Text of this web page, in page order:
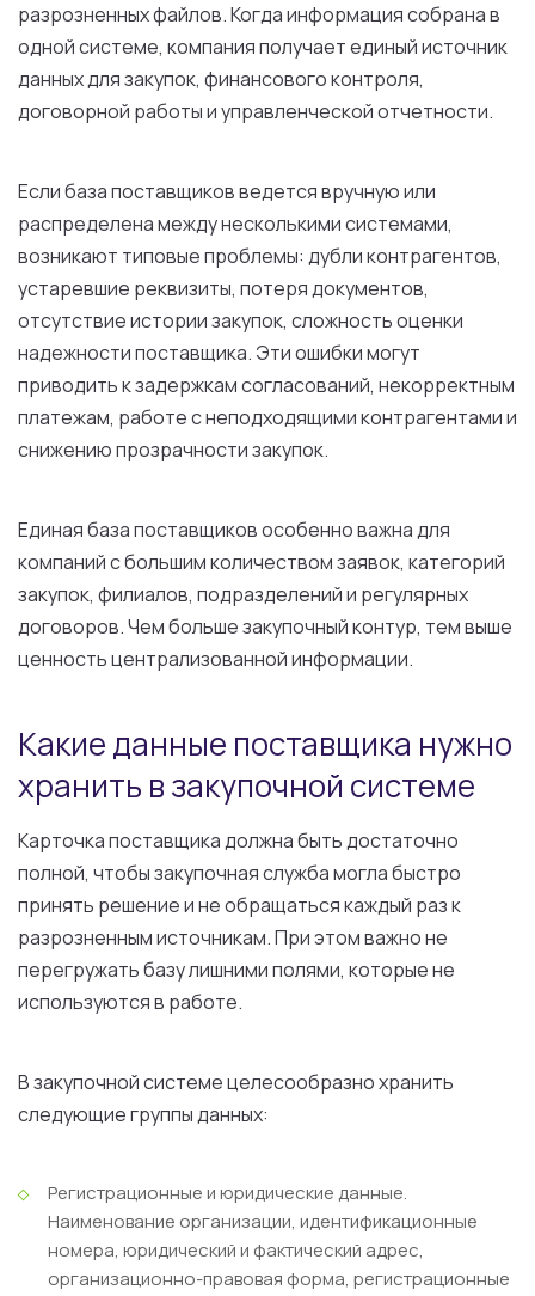
разрозненных файлов. Когда информация собрана в
одной системе, компания получает единый источник
данных для закупок, финансового контроля,
договорной работы и управленческой отчетности.
Если база поставщиков ведется вручную или
распределена между несколькими системами,
возникают типовые проблемы: дубли контрагентов,
устаревшие реквизиты, потеря документов,
отсутствие истории закупок, сложность оценки
надежности поставщика. Эти ошибки могут
приводить к задержкам согласований, некорректным
платежам, работе с неподходящими контрагентами и
снижению прозрачности закупок.
Единая база поставщиков особенно важна для
компаний с большим количеством заявок, категорий
закупок, филиалов, подразделений и регулярных
договоров. Чем больше закупочный контур, тем выше
ценность централизованной информации.
Какие данные поставщика нужно
хранить в закупочной системе
Карточка поставщика должна быть достаточно
полной, чтобы закупочная служба могла быстро
принять решение и не обращаться каждый раз к
разрозненным источникам. При этом важно не
перегружать базу лишними полями, которые не
используются в работе.
В закупочной системе целесообразно хранить
следующие группы данных:
Регистрационные и юридические данные.
Наименование организации, идентификационные
номера, юридический и фактический адрес,
организационно-правовая форма, регистрационные